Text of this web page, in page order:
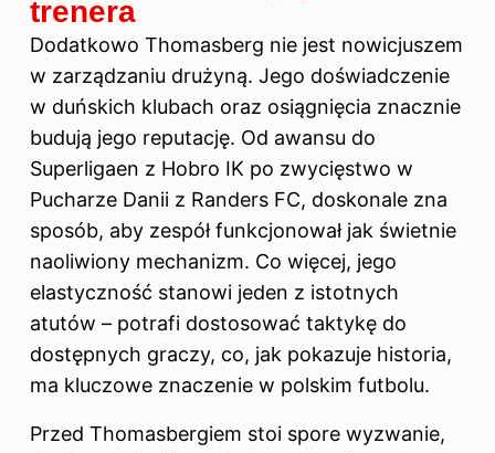
trenera
Dodatkowo Thomasberg nie jest nowicjuszem
w zarządzaniu drużyną. Jego doświadczenie
w duńskich klubach oraz osiągnięcia znacznie
budują jego reputację. Od awansu do
Superligaen z Hobro IK po zwycięstwo w
Pucharze Danii z Randers FC, doskonale zna
sposób, aby zespół funkcjonował jak świetnie
naoliwiony mechanizm. Co więcej, jego
elastyczność stanowi jeden z istotnych
atutów – potrafi dostosować taktykę do
dostępnych graczy, co, jak pokazuje historia,
ma kluczowe znaczenie w polskim futbolu.
Przed Thomasbergiem stoi spore wyzwanie,